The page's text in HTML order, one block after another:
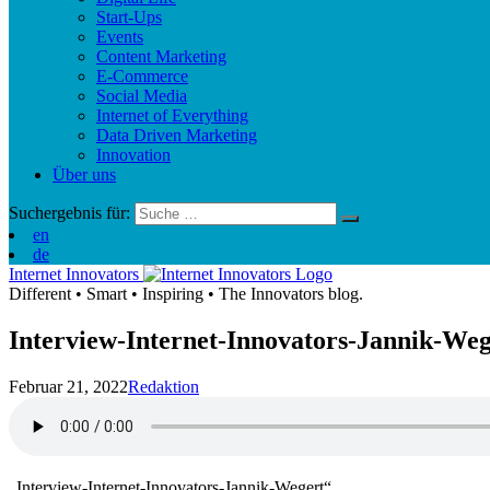
Start-Ups
Events
Content Marketing
E-Commerce
Social Media
Internet of Everything
Data Driven Marketing
Innovation
Über uns
Suchergebnis für:
en
de
Internet Innovators
Different • Smart • Inspiring • The Innovators blog.
Interview-Internet-Innovators-Jannik-
Februar 21, 2022Redaktion